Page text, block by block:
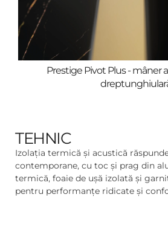
Prestige Pivot Plus - mâner
TEHNIC
Izolația termică și acustică
contemporane, cu toc și prag din
termică, foaie de ușă izolată și
pentru performanțe ridicate și